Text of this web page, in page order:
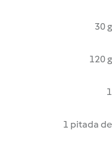
30 g
120 g
1
1 pitada de